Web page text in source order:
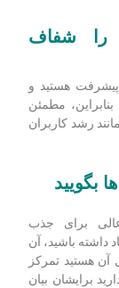
دهید
دادید، وقت آن
کنید. چه چیزی
می‌کند؟ چرا
دیگر استفاده
را شفاف
هستید و
مطمئن
رشد کاربران